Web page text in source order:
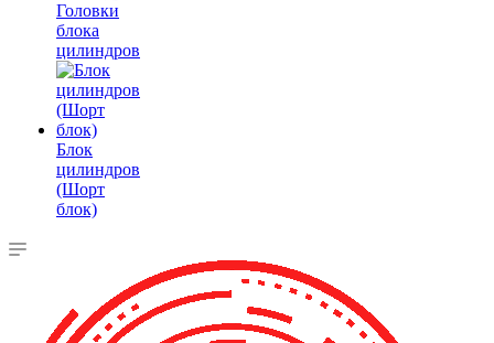
Головки
блока
цилиндров
Блок
цилиндров
(Шорт
блок)